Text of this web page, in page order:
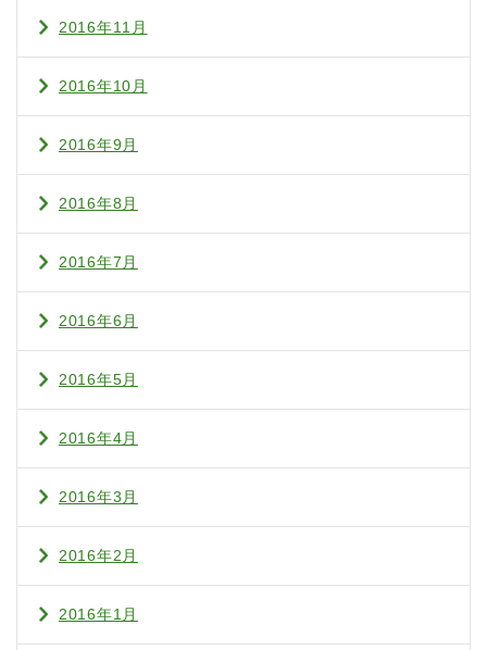
2016年11月
2016年10月
2016年9月
2016年8月
2016年7月
2016年6月
2016年5月
2016年4月
2016年3月
2016年2月
2016年1月